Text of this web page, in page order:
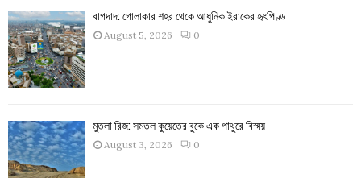
বাগদাদ: গোলাকার শহর থেকে আধুনিক ইরাকের হৃৎপিণ্ড
August 5, 2026 0
মুতলা রিজ: সমতল কুয়েতের বুকে এক পাথুরে বিস্ময়
August 3, 2026 0